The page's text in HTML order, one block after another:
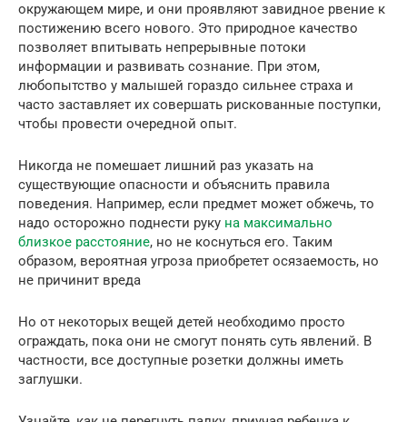
окружающем мире, и они проявляют завидное рвение к
постижению всего нового. Это природное качество
позволяет впитывать непрерывные потоки
информации и развивать сознание. При этом,
любопытство у малышей гораздо сильнее страха и
часто заставляет их совершать рискованные поступки,
чтобы провести очередной опыт.
Никогда не помешает лишний раз указать на
существующие опасности и объяснить правила
поведения. Например, если предмет может обжечь, то
надо осторожно поднести руку на максимально
близкое расстояние, но не коснуться его. Таким
образом, вероятная угроза приобретет осязаемость, но
не причинит вреда
Но от некоторых вещей детей необходимо просто
ограждать, пока они не смогут понять суть явлений. В
частности, все доступные розетки должны иметь
заглушки.